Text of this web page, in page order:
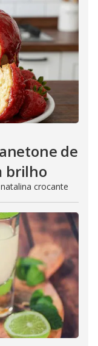
de
brilho
crocante